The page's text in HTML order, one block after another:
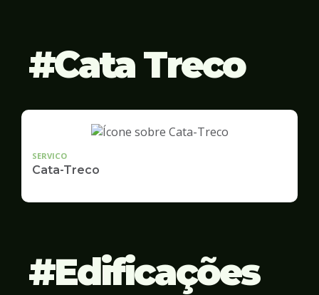
Cata Treco
SERVICO
Cata-Treco
Edificações